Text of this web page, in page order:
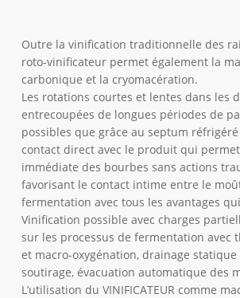
Outre la vinification traditionnelle des
roto-vinificateur permet également la
carbonique et la cryomacération.
Les rotations courtes et lentes dans les
entrecoupées de longues périodes de
possibles que grâce au septum
contact direct avec le produit qui
immédiate des bourbes sans actions
favorisant le contact intime entre le
fermentation avec tous les avantages
Vinification possible avec charges
sur les processus de fermentation avec
et macro-oxygénation, drainage
soutirage, évacuation automatique des
L’utilisation du VINIFICATEUR comme